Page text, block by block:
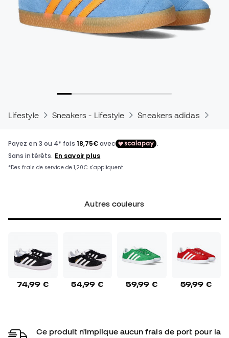
Lifestyle Sneakers - Lifestyle Sneakers adidas
Autres couleurs
74,99 € 54,99 € 59,99 € 59,99 €
Ce produit n'implique aucun frais de port pour la